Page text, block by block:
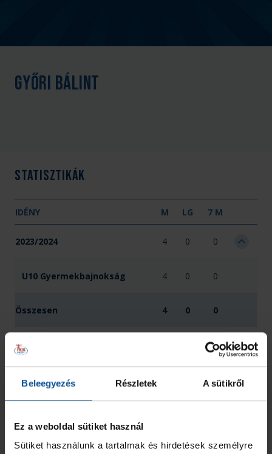
Beleegyezés Részletek A sütikről
Ez a weboldal sütiket használ
Sütiket használunk a tartalmak és hirdetések személyre
Győri Bálint
Statisztikák
IDÉNY M LG 7 M
2023/2024 4 0 0
U10 Gyermekbajnokság 4 0 0
Összesen 4 0 0